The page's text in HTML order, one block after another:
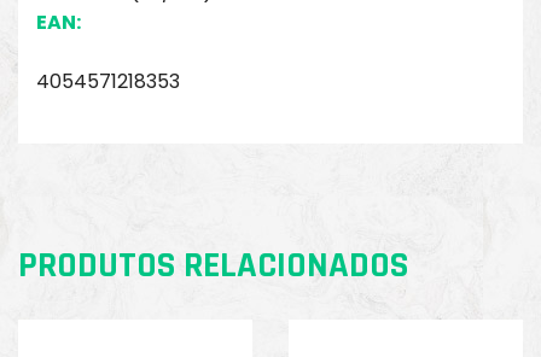
EAN:
4054571218353
PRODUTOS RELACIONADOS